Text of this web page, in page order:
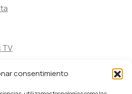
consentimiento
TV